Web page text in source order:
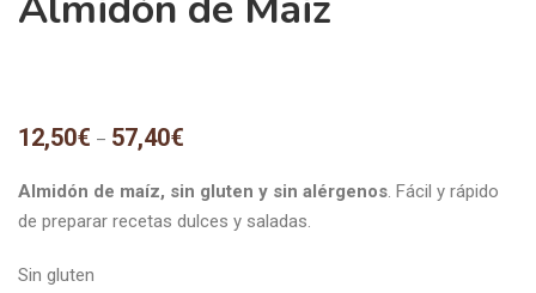
12,50€ – 57,40€
Almidón de maíz, sin gluten y sin alérgenos. Fácil y rápido
de preparar recetas dulces y saladas.
Sin gluten